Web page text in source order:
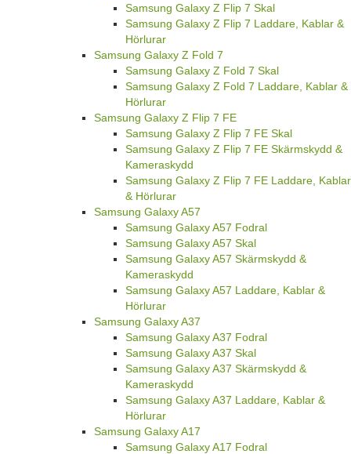
Samsung Galaxy Z Flip 7 Skal
Samsung Galaxy Z Flip 7 Laddare, Kablar &
Hörlurar
Samsung Galaxy Z Fold 7
Samsung Galaxy Z Fold 7 Skal
Samsung Galaxy Z Fold 7 Laddare, Kablar &
Hörlurar
Samsung Galaxy Z Flip 7 FE
Samsung Galaxy Z Flip 7 FE Skal
Samsung Galaxy Z Flip 7 FE Skärmskydd &
Kameraskydd
Samsung Galaxy Z Flip 7 FE Laddare, Kablar
& Hörlurar
Samsung Galaxy A57
Samsung Galaxy A57 Fodral
Samsung Galaxy A57 Skal
Samsung Galaxy A57 Skärmskydd &
Kameraskydd
Samsung Galaxy A57 Laddare, Kablar &
Hörlurar
Samsung Galaxy A37
Samsung Galaxy A37 Fodral
Samsung Galaxy A37 Skal
Samsung Galaxy A37 Skärmskydd &
Kameraskydd
Samsung Galaxy A37 Laddare, Kablar &
Hörlurar
Samsung Galaxy A17
Samsung Galaxy A17 Fodral